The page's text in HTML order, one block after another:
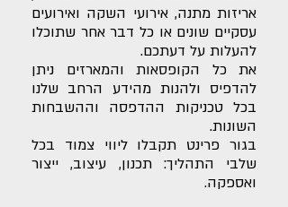
אריזות מתנה, אירועי השקה ואירועים
עסקיים שונים או כל דבר אחר שתוכלו
להעלות על דעתכם.
את כל הקופסאות והמארזים ניתן
להדפיס ולהנות מהידע הרחב שלנו
בכל טכניקות ההדפסה וההשבחות
השונות.
בגור פרינט תקבלו ליווי צמוד בכל
שלבי התהליך: תכנון, עיצוב, ייצור
ואספקה.